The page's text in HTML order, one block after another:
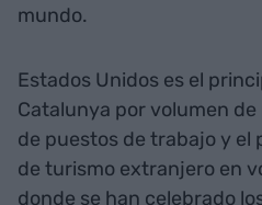
mundo.
Estados Unidos es el
Catalunya por volumen
de puestos de trabajo y el
de turismo extranjero en
donde se han celebrado